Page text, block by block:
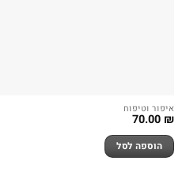
איפור וטיפוח
70.00 ₪
הוספה לסל